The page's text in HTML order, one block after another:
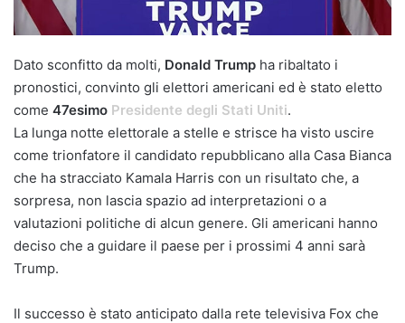
Dato sconfitto da molti, Donald Trump ha ribaltato i
pronostici, convinto gli elettori americani ed è stato eletto
come 47esimo Presidente degli Stati Uniti.
La lunga notte elettorale a stelle e strisce ha visto uscire
come trionfatore il candidato repubblicano alla Casa Bianca
che ha stracciato Kamala Harris con un risultato che, a
sorpresa, non lascia spazio ad interpretazioni o a
valutazioni politiche di alcun genere. Gli americani hanno
deciso che a guidare il paese per i prossimi 4 anni sarà
Trump.
Il successo è stato anticipato dalla rete televisiva Fox che